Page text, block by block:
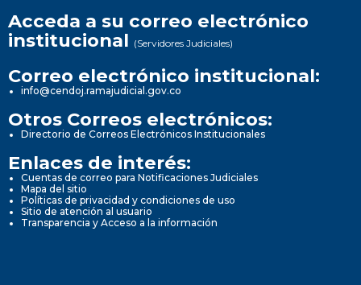
Acceda a su correo electrónico
institucional (Servidores Judiciales)
Correo electrónico institucional:
info@cendoj.ramajudicial.gov.co
Otros Correos electrónicos:
Directorio de Correos Electrónicos Institucionales
Enlaces de interés:
Cuentas de correo para Notificaciones Judiciales
Mapa del sitio
Políticas de privacidad y condiciones de uso
Sitio de atención al usuario
Transparencia y Acceso a la información